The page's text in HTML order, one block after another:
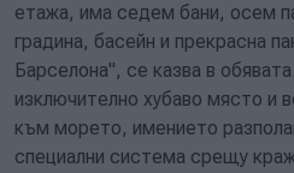
етажа, има седем бани, осем
градина, басейн и прекрасна
Барселона", се казва в
изключително хубаво място и
към морето, имението
специални система срещу